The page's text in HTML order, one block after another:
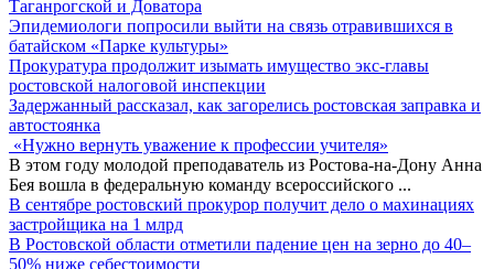
Таганрогской и Доватора
Эпидемиологи попросили выйти на связь отравившихся в
батайском «Парке культуры»
Прокуратура продолжит изымать имущество экс-главы
ростовской налоговой инспекции
Задержанный рассказал, как загорелись ростовская заправка и
автостоянка
«Нужно вернуть уважение к профессии учителя»
В этом году молодой преподаватель из Ростова-на-Дону Анна
Бея вошла в федеральную команду всероссийского ...
В сентябре ростовский прокурор получит дело о махинациях
застройщика на 1 млрд
В Ростовской области отметили падение цен на зерно до 40–
50% ниже себестоимости